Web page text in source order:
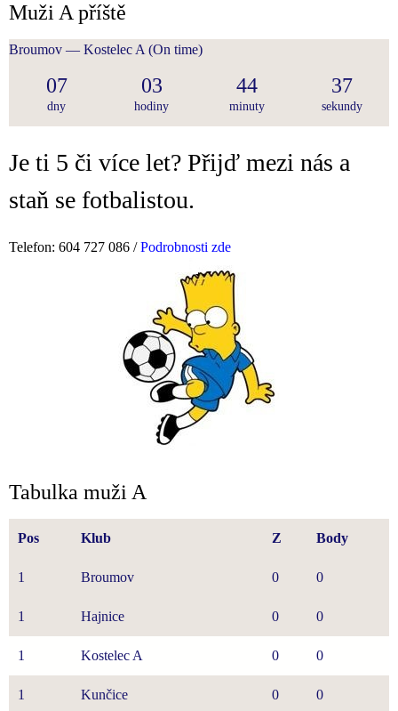
Muži A příště
Broumov — Kostelec A (On time)
07
dny
03
hodiny
44
minuty
37
sekundy
Je ti 5 či více let? Přijď mezi nás a
staň se fotbalistou.
Telefon: 604 727 086 /Podrobnosti zde
Tabulka muži A
Pos Klub Z Body
1 Broumov 0 0
1 Hajnice 0 0
1 Kostelec A 0 0
1 Kunčice 0 0